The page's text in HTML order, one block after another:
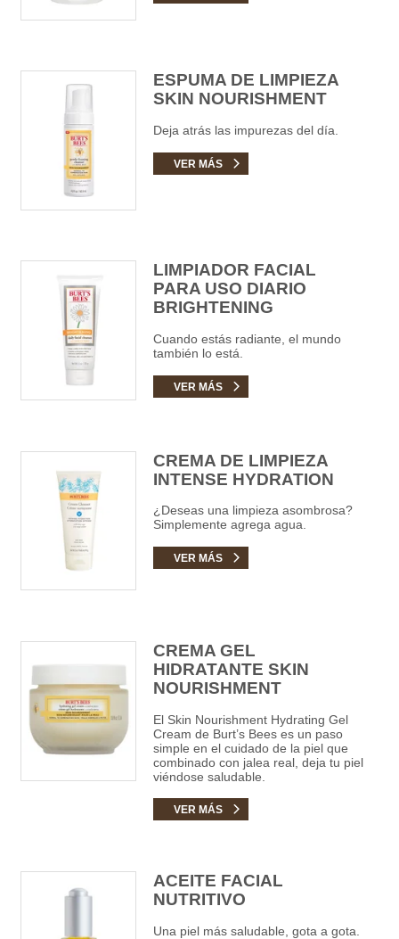
ESPUMA DE LIMPIEZA
SKIN NOURISHMENT
Deja atrás las impurezas del día.
VER MÁS
LIMPIADOR FACIAL
PARA USO DIARIO
BRIGHTENING
Cuando estás radiante, el mundo
también lo está.
VER MÁS
CREMA DE LIMPIEZA
INTENSE HYDRATION
¿Deseas una limpieza asombrosa?
Simplemente agrega agua.
VER MÁS
CREMA GEL
HIDRATANTE SKIN
NOURISHMENT
El Skin Nourishment Hydrating Gel
Cream de Burt’s Bees es un paso
simple en el cuidado de la piel que
combinado con jalea real, deja tu piel
viéndose saludable.
VER MÁS
ACEITE FACIAL
NUTRITIVO
Una piel más saludable, gota a gota.